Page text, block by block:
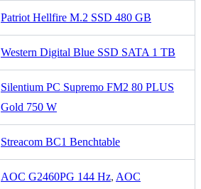
Patriot Hellfire M.2 SSD 480 GB
Western Digital Blue SSD SATA 1 TB
Silentium PC Supremo FM2 80 PLUS
Gold 750 W
Streacom BC1 Benchtable
AOC G2460PG 144 Hz, AOC